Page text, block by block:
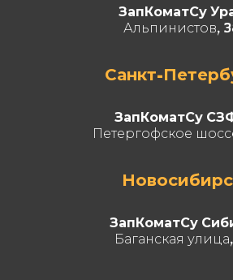
ЗапКоматСу
Альпинистов,
Санкт-
ЗапКоматСу
Петергофское
ЗапКоматСу
Баганская